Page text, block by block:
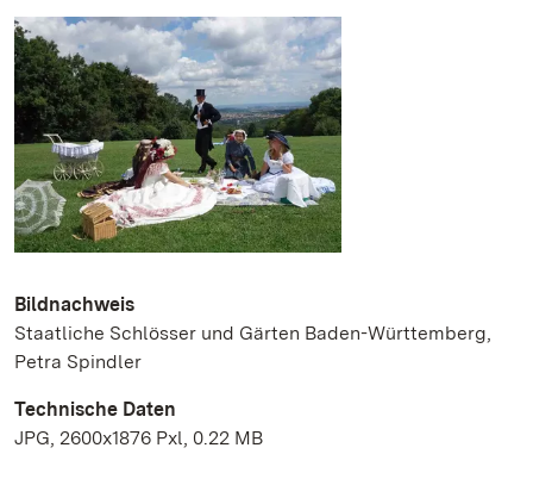
Bildnachweis
Staatliche Schlösser und Gärten Baden-Württemberg,
Petra Spindler
Technische Daten
JPG, 2600x1876 Pxl, 0.22 MB